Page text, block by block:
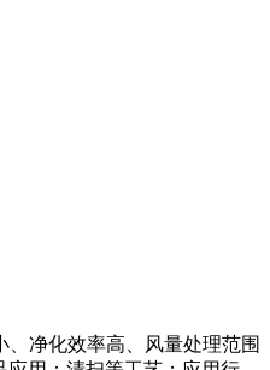
净化效率高、风量处理范围